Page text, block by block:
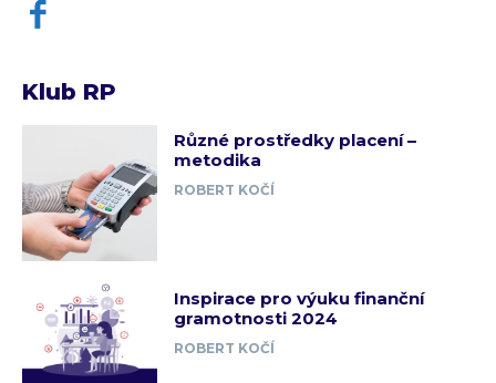
Klub RP
Různé prostředky placení –
metodika
ROBERT KOČÍ
Inspirace pro výuku finanční
gramotnosti 2024
ROBERT KOČÍ